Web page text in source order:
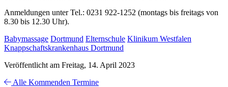
Anmeldungen unter Tel.: 0231 922-1252 (montags bis freitags von
8.30 bis 12.30 Uhr).
Babymassage Dortmund Elternschule Klinikum Westfalen
Knappschaftskrankenhaus Dortmund
Veröffentlicht am Freitag, 14. April 2023
Alle Kommenden Termine